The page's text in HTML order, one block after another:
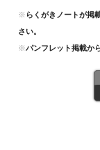
※ らくがきノートが掲
さい。
※パンフレット掲載か